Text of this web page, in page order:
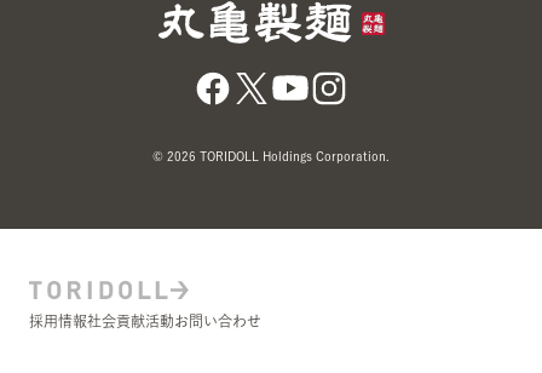
© 2026 TORIDOLL Holdings Corporation.
採用情報社会貢献活動お問い合わせ